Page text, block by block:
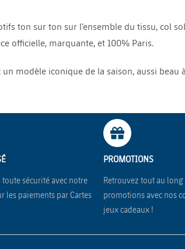
ton sur ton sur l’ensemble du tissu, col
officielle, marquante, et 100% Paris.
un modèle iconique de la saison, aussi
toute sécurité avec notre
les paiements par Cartes
PROMOTIONS
Retrouvez tout au
promotions avec nos
jeux cadeaux !